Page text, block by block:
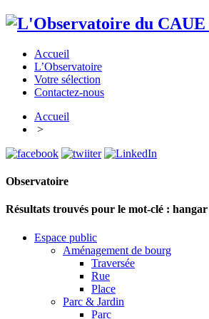
Accueil
L’Observatoire
Votre sélection
Contactez-nous
Accueil
>
Observatoire
Résultats trouvés pour le mot-clé : hangar
Espace public
Aménagement de bourg
Traversée
Rue
Place
Parc & Jardin
Parc